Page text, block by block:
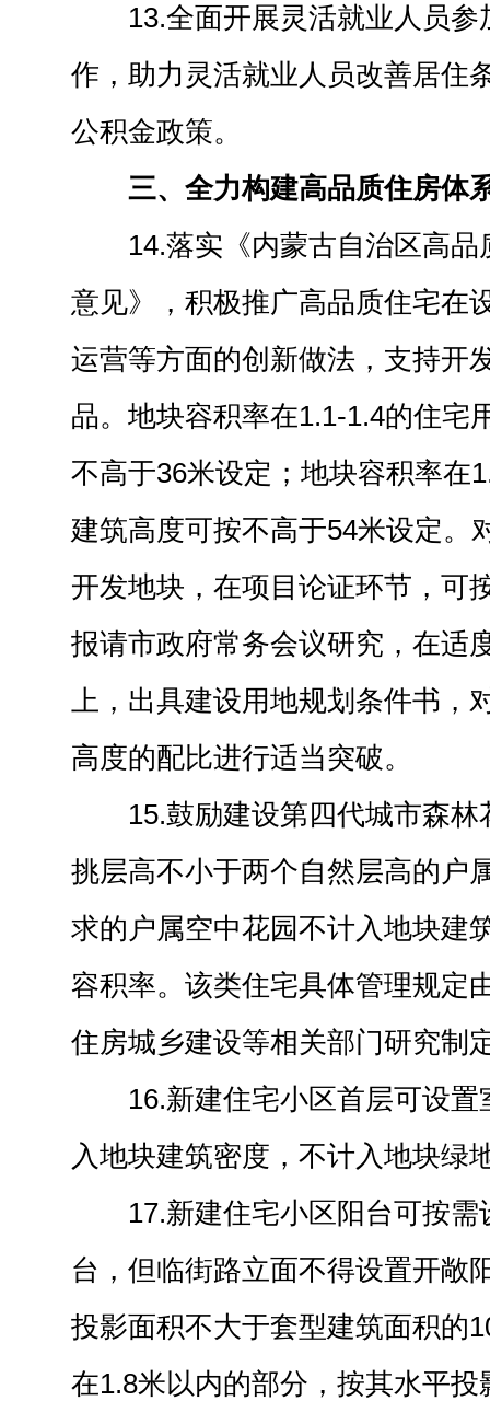
13.全面开展灵活就业人员
作，助力灵活就业人员改善居住
公积金政策。
三、全力构建高品质住房体
14.落实《内蒙古自治区高
意见》，积极推广高品质住宅在
运营等方面的创新做法，支持开
品。地块容积率在1.1-1.4的住宅
不高于36米设定；地块容积率在
建筑高度可按不高于54米设定。
开发地块，在项目论证环节，可
报请市政府常务会议研究，在适
上，出具建设用地规划条件书，
高度的配比进行适当突破。
15.鼓励建设第四代城市森
挑层高不小于两个自然层高的户
求的户属空中花园不计入地块建
容积率。该类住宅具体管理规定
住房城乡建设等相关部门研究制
16.新建住宅小区首层可设
入地块建筑密度，不计入地块绿
17.新建住宅小区阳台可按
台，但临街路立面不得设置开敞
投影面积不大于套型建筑面积的
在1.8米以内的部分，按其水平